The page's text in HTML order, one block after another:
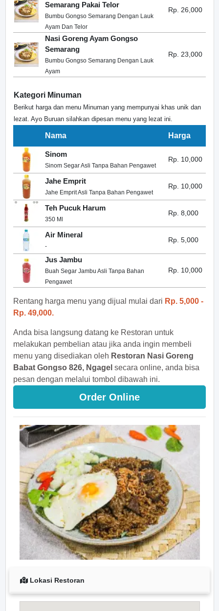
Semarang Pakai Telor
Bumbu Gongso Semarang Dengan Lauk
Ayam Dan Telor
Rp. 26,000
Nasi Goreng Ayam Gongso
Semarang
Bumbu Gongso Semarang Dengan Lauk
Ayam
Rp. 23,000
Kategori Minuman
Berikut harga dan menu Minuman yang mempunyai khas unik dan
lezat. Ayo Buruan silahkan dipesan menu yang lezat ini.
Nama Harga
Sinom
Sinom Segar Asli Tanpa Bahan Pengawet
Rp. 10,000
Jahe Emprit
Jahe Emprit Asli Tanpa Bahan Pengawet
Rp. 10,000
Teh Pucuk Harum
350 Ml
Rp. 8,000
Air Mineral
-
Rp. 5,000
Jus Jambu
Buah Segar Jambu Asli Tanpa Bahan
Pengawet
Rp. 10,000
Rentang harga menu yang dijual mulai dari Rp. 5,000 -
Rp. 49,000.
Anda bisa langsung datang ke Restoran untuk
melakukan pembelian atau jika anda ingin membeli
menu yang disediakan oleh Restoran Nasi Goreng
Babat Gongso 826, Ngagel secara online, anda bisa
pesan dengan melalui tombol dibawah ini.
Order Online
Lokasi Restoran